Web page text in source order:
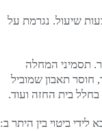
שיעול. נגרמת על
תסמיני המחלה
חוסר תאבון שמוביל
בית החזה ועוד.
ביטוי בין היתר ב: